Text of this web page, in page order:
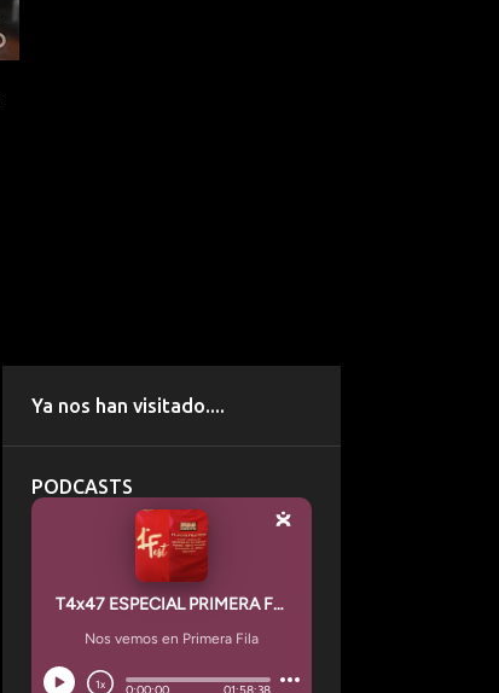
Ya nos han visitado....
PODCASTS